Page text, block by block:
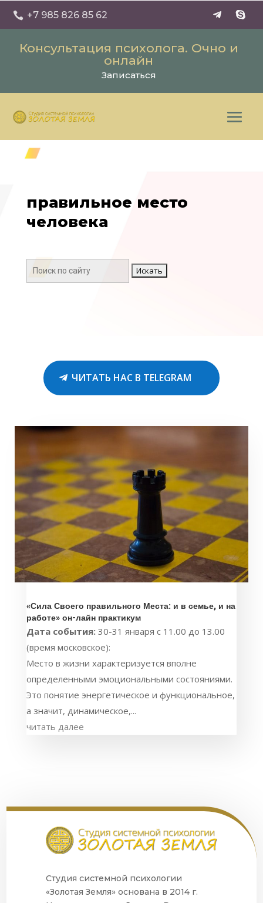
 +7 985 826 85 62
Консультация психолога. Очно и
онлайн
Записаться
правильное место
человека
Поиск:
ЧИТАТЬ НАС В TELEGRAM
«Сила Своего правильного Места: и в семье, и на
работе» он-лайн практикум
Дата события: 30-31 января с 11.00 до 13.00
(время московское):
Место в жизни характеризуется вполне
определенными эмоциональными состояниями.
Это понятие энергетическое и функциональное,
а значит, динамическое,...
читать далее
Студия системной психологии
«Золотая Земля» основана в 2014 г.